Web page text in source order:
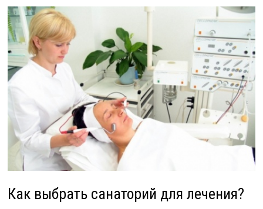
Как выбрать санаторий для лечения?